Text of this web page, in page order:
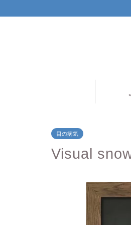
目の病気
Visual